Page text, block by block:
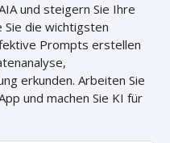
und steigern Sie Ihre
Sie die wichtigsten
Prompts erstellen
erkunden. Arbeiten Sie
und machen Sie KI für